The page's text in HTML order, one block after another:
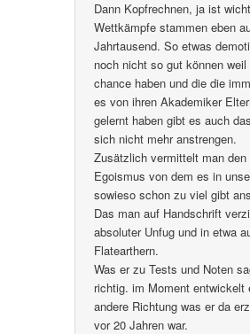
Dann Kopfrechnen, ja ist
Wettkämpfe stammen eben
Jahrtausend. So etwas
noch nicht so gut können
chance haben und die die
es von ihren Akademiker
gelernt haben gibt es auch
sich nicht mehr anstrengen.
Zusätzlich vermittelt man den
Egoismus von dem es in
sowieso schon zu viel gibt
Das man auf Handschrift
absoluter Unfug und in etwa
Flatearthern.
Was er zu Tests und Noten
richtig. im Moment entwickelt
andere Richtung was er da
vor 20 Jahren war.